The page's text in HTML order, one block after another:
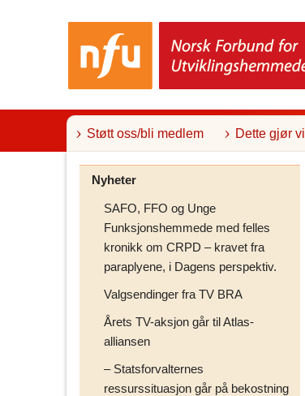
o
Støtt oss/bli medlem Dette gjør vi
Nyheter
SAFO, FFO og Unge
Funksjonshemmede med felles
kronikk om CRPD – kravet fra
paraplyene, i Dagens perspektiv.
Valgsendinger fra TV BRA
Årets TV-aksjon går til Atlas-
alliansen
– Statsforvalternes
ressurssituasjon går på bekostning